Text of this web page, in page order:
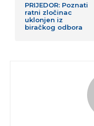
PRIJEDOR: Poznati
ratni zločinac
uklonjen iz
biračkog odbora